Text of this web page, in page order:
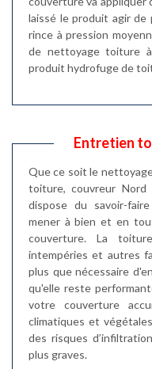
laissé le produit agir de
rince à pression
de nettoyage toiture
produit hydrofuge de
Entretien
Que ce soit le
toiture, couvreur Nord
dispose du savoir-
mener à bien et en
couverture. La
intempéries et autres
plus que nécessaire
qu'elle reste
votre couverture
climatiques et
des risques
plus graves.